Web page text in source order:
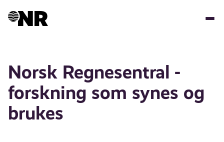
Norsk Regnesentral -
forskning som synes og
brukes